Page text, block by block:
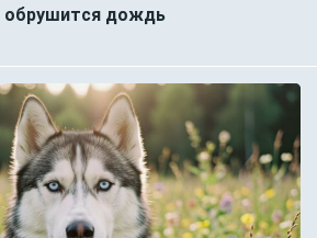
обрушится дождь